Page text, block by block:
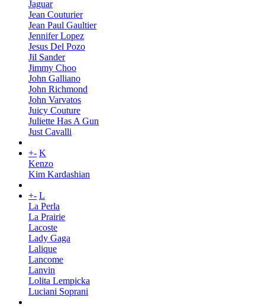
Jaguar
Jean Couturier
Jean Paul Gaultier
Jennifer Lopez
Jesus Del Pozo
Jil Sander
Jimmy Choo
John Galliano
John Richmond
John Varvatos
Juicy Couture
Juliette Has A Gun
Just Cavalli
+- K
Kenzo
Kim Kardashian
+- L
La Perla
La Prairie
Lacoste
Lady Gaga
Lalique
Lancome
Lanvin
Lolita Lempicka
Luciani Soprani